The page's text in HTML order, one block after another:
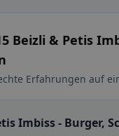
Beizli & Petis
Erfahrungen auf
Imbiss - Burger,